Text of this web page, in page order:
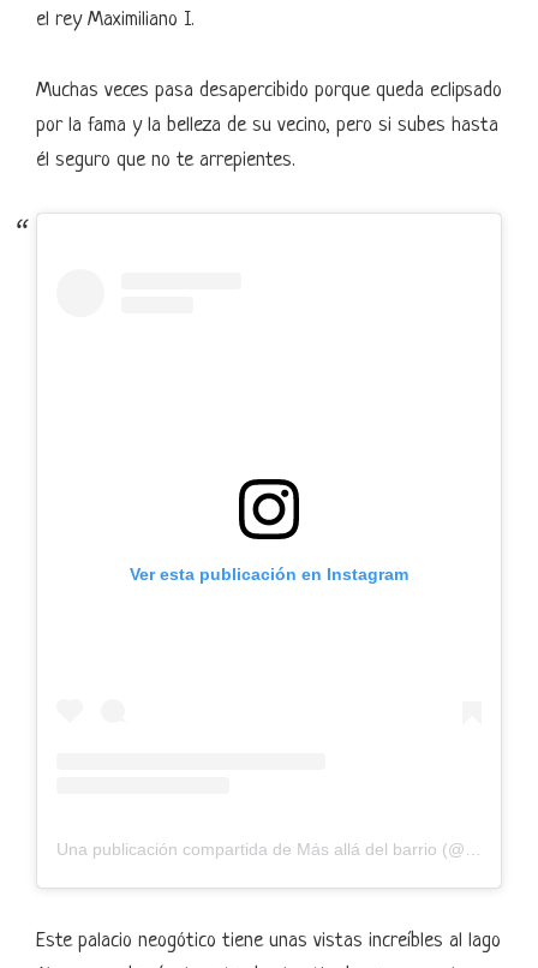
el rey Maximiliano I.
Muchas veces pasa desapercibido porque queda eclipsado
por la fama y la belleza de su vecino, pero si subes hasta
él seguro que no te arrepientes.
Ver esta publicación en Instagram
Este palacio neogótico tiene unas vistas increíbles al lago